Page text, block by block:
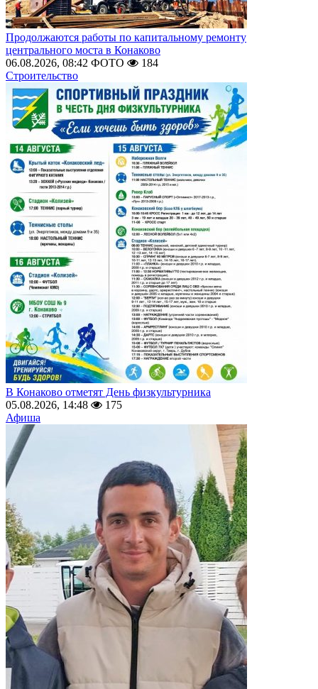
Продолжаются работы по капитальному ремонту
центрального моста в Конаково
06.08.2026, 08:42 ФОТО
184
Строительство
В Конаково отметят День физкультурника
05.08.2026, 14:48
175
Афиша